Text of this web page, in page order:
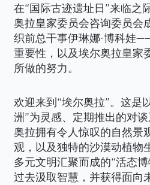
在“国际古迹遗址日”来临
奥拉皇家委员会咨询委员会
织前总干事伊琳娜·博科娃
重要性，以及埃尔奥拉皇家
所做的努力。
欢迎来到“埃尔奥拉”。这是
洲”为灵感、定期推出的对
奥拉拥有令人惊叹的自然景
观，以及独特的沙漠动植
多元文明汇聚而成的“活态
过去汲取智慧，并获得面向